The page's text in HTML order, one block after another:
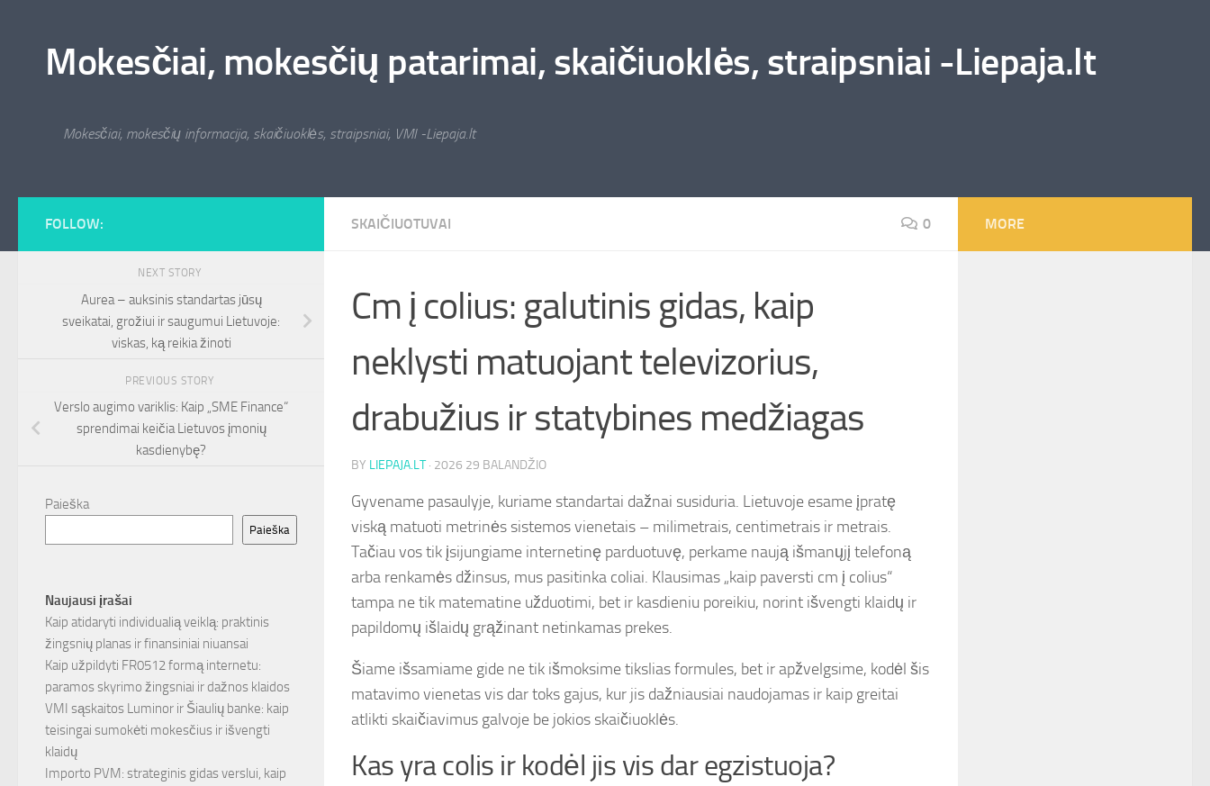
Mokesčiai, mokesčių patarimai, skaičiuoklės, straipsniai -Liepaja.lt
Mokesčiai, mokesčių informacija, skaičiuoklės, straipsniai, VMI -Liepaja.lt
SKAIČIUOTUVAI 0
Cm į colius: galutinis gidas, kaip
neklysti matuojant televizorius,
drabužius ir statybines medžiagas
BY LIEPAJA.LT · 2026 29 BALANDŽIO
Gyvename pasaulyje, kuriame standartai dažnai susiduria. Lietuvoje esame įpratę
viską matuoti metrinės sistemos vienetais – milimetrais, centimetrais ir metrais.
Tačiau vos tik įsijungiame internetinę parduotuvę, perkame naują išmanųjį telefoną
arba renkamės džinsus, mus pasitinka coliai. Klausimas „kaip paversti cm į colius“
tampa ne tik matematine užduotimi, bet ir kasdieniu poreikiu, norint išvengti klaidų ir
papildomų išlaidų grąžinant netinkamas prekes.
Šiame išsamiame gide ne tik išmoksime tikslias formules, bet ir apžvelgsime, kodėl šis
matavimo vienetas vis dar toks gajus, kur jis dažniausiai naudojamas ir kaip greitai
atlikti skaičiavimus galvoje be jokios skaičiuoklės.
Kas yra colis ir kodėl jis vis dar egzistuoja?
FOLLOW:
NEXT STORY
Aurea – auksinis standartas jūsų
sveikatai, grožiui ir saugumui Lietuvoje:
viskas, ką reikia žinoti
PREVIOUS STORY
Verslo augimo variklis: Kaip „SME Finance“
sprendimai keičia Lietuvos įmonių
kasdienybę?
Paieška
Paieška
Naujausi įrašai
Kaip atidaryti individualią veiklą: praktinis
žingsnių planas ir finansiniai niuansai
Kaip užpildyti FR0512 formą internetu:
paramos skyrimo žingsniai ir dažnos klaidos
VMI sąskaitos Luminor ir Šiaulių banke: kaip
teisingai sumokėti mokesčius ir išvengti
klaidų
Importo PVM: strateginis gidas verslui, kaip
MORE